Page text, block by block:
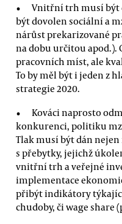
Vnitřní trh musí být
být dovolen sociální a
nárůst prekarizované
na dobu určitou apod.).
pracovních míst, ale
To by měl být i jeden z
strategie 2020.
Kováci naprosto
konkurenci, politiku
Tlak musí být dán nejen
s přebytky, jejichž
vnitřní trh a veřejné
implementace
přibýt indikátory
chudoby, či wage share